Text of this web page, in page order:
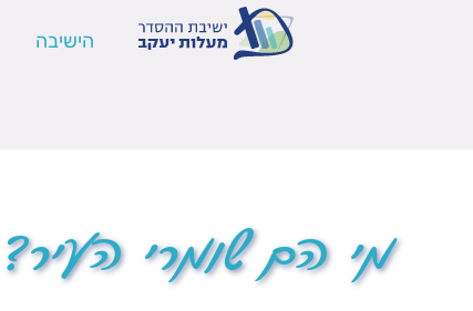
הישיבה
מי הם שומרי העיר?